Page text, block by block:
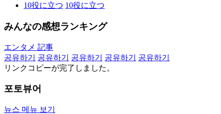
10役に立つ 10役に立つ
みんなの感想ランキング
エンタメ 記事
공유하기
공유하기 공유하기 공유하기
공유하기
リンクコピーが完了しました。
포토뷰어
뉴스 메뉴 보기